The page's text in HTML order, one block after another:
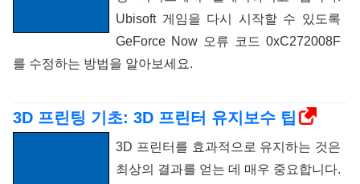
Ubisoft 게임을 다시 시작할 수 있도록
GeForce Now 오류 코드 0xC272008F
를 수정하는 방법을 알아보세요.
3D 프린팅 기초: 3D 프린터 유지보수 팁
3D 프린터를 효과적으로 유지하는 것은
최상의 결과를 얻는 데 매우 중요합니다.